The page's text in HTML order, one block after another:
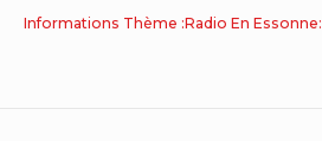
Informations Thème :Radio En Essonne: